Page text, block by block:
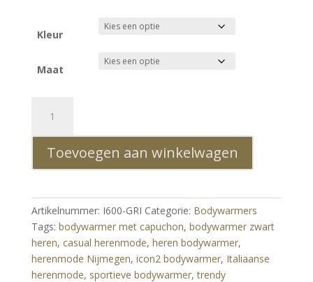
Kleur
Maat
Heren
Bodywarmer
Met
Capuchon
Slim
Fit
-
Grijs
aantal
Toevoegen aan winkelwagen
Artikelnummer: I600-GRI Categorie: Bodywarmers
Tags: bodywarmer met capuchon, bodywarmer zwart
heren, casual herenmode, heren bodywarmer,
herenmode Nijmegen, icon2 bodywarmer, Italiaanse
herenmode, sportieve bodywarmer,trendy